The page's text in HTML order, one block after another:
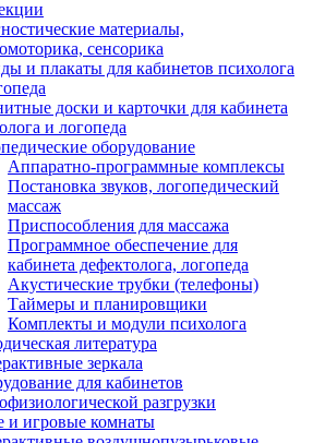
материалы,
сенсорика
и плакаты для кабинетов психолога
доски и карточки для кабинета
и логопеда
оборудование
Аппаратно-программные комплексы
Постановка звуков, логопедический
массаж
Приспособления для массажа
Программное обеспечение для
кабинета дефектолога, логопеда
Акустические трубки (телефоны)
Таймеры и планировщики
Комплекты и модули психолога
литература
зеркала
для кабинетов
разгрузки
и игровые комнаты